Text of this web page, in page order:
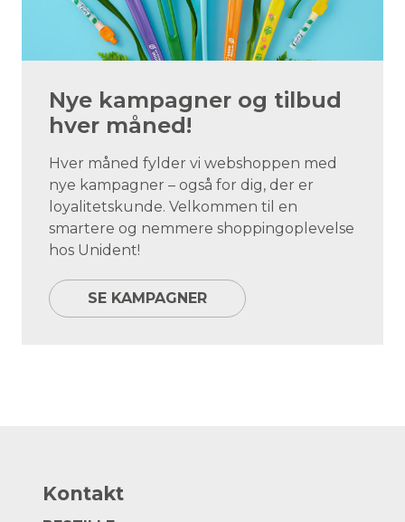
Nye kampagner og tilbud
hver måned!
Hver måned fylder vi webshoppen med
nye kampagner – også for dig, der er
loyalitetskunde. Velkommen til en
smartere og nemmere shoppingoplevelse
hos Unident!
SE KAMPAGNER
Kontakt